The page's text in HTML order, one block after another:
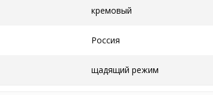
кремовый
Россия
щадящий режим